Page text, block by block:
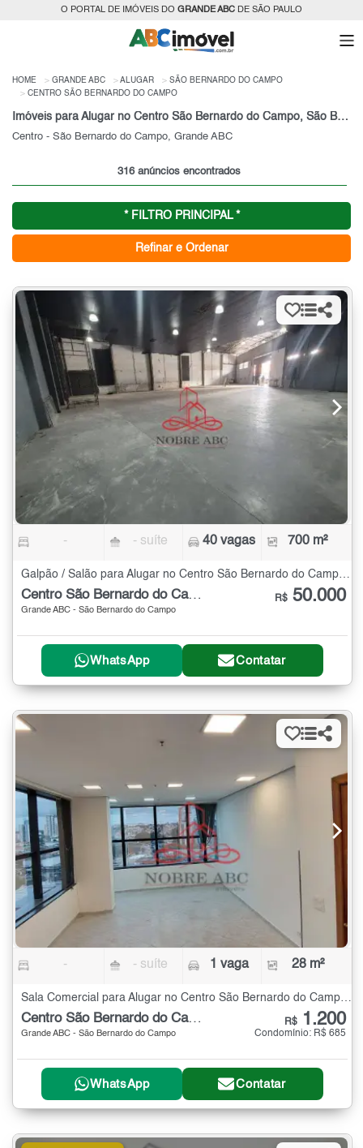
O PORTAL DE IMÓVEIS DO GRANDE ABC DE SÃO PAULO
HOME GRANDE ABC ALUGAR
SÃO BERNARDO DO CAMPO
CENTRO SÃO BERNARDO DO CAMPO
Imóveis para Alugar no Centro São Bernardo do Campo, São Bernardo do Campo, SP
Centro - São Bernardo do Campo, Grande ABC
316 anúncios encontrados
* FILTRO PRINCIPAL *
Refinar e Ordenar
- - suíte 40 vagas 700 m²
Galpão / Salão para Alugar no Centro São Bernardo do Campo - 700 m²
Centro São Bernardo do Campo
Grande ABC - São Bernardo do Campo
R$ 50.000
WhatsApp Contatar
- - suíte 1 vaga 28 m²
Sala Comercial para Alugar no Centro São Bernardo do Campo - 28 m²
Centro São Bernardo do Campo
Grande ABC - São Bernardo do Campo
R$ 1.200
Condomínio: R$ 685
WhatsApp Contatar